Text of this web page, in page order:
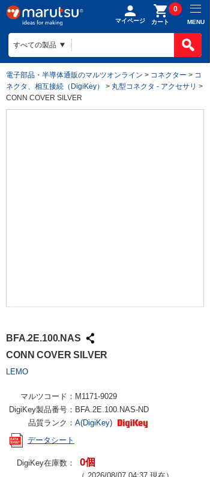
マイページ カート
0
MENU
電子部品・半導体通販のマルツオンライン > コネクター > コ
ネクタ、相互接続（DigiKey）
> 丸型コネクタ - アクセサリ >
CONN COVER SILVER
BFA.2E.100.NAS
CONN COVER SILVER
LEMO
マルツコード： M1171-9029
DigiKey製品番号： BFA.2E.100.NAS-ND
品質ランク： A(DigiKey)
データシート
DigiKey在庫数： 0個